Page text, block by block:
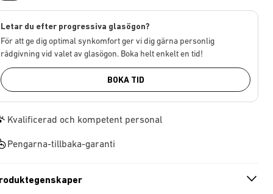
Letar du efter progressiva glasögon?
För att ge dig optimal synkomfort ger vi dig gärna personlig
rådgivning vid valet av glasögon. Boka helt enkelt en tid!
BOKA TID
Kvalificerad och kompetent personal
Pengarna-tillbaka-garanti